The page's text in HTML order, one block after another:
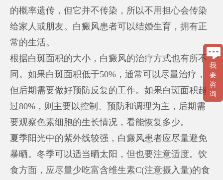
的概率遗传，但它并不传染，所以不用担心会传染
给家人或朋友。白癜风患者可以结婚生育，拥有正
常的生活。
根据白斑面积的大小，白癜风的治疗方式也有所不
同。如果白斑面积低于50%，通常可以尽量治疗，
但后期需要做好预防反复的工作。如果白斑面积超
过80%，则主要以控制、预防和调理为主，后期需
要观察色素细胞的生长情况，看能恢复多少。
夏季阳光中的紫外线较强，白癜风患者应尽量避免
暴晒。冬季可以适当晒太阳，但也要注意适度。饮
食方面，应尽量少吃富含维生素C(注意摄入量)的食
我
要
咨
询